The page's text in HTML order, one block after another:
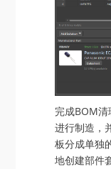
完成BOM
进行制造，
板分成单独
地创建部件